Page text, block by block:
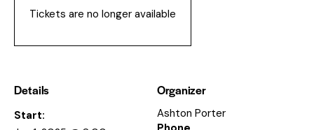
Tickets are no longer available
Details
Start:
Organizer
Ashton Porter